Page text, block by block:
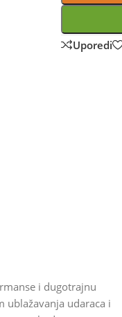
Uporedi
i dugotrajnu
udaraca i